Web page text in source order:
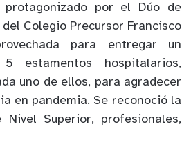
por el Dúo de
Colegio Precursor Francisco
para entregar un
estamentos hospitalarios,
uno de ellos, para agradecer
en pandemia. Se reconoció la
Superior, profesionales,